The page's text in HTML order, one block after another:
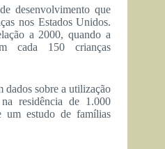
desenvolvimento que
nos Estados Unidos.
a 2000, quando a
cada 150 crianças
dados sobre a utilização
residência de 1.000
um estudo de famílias